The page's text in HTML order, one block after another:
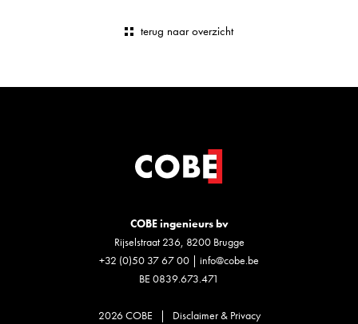
terug naar overzicht
COBE ingenieurs bv
Rijselstraat 236, 8200 Brugge
+32 (0)50 37 67 00
info@cobe.be
BE 0839.673.471
2026 COBE | Disclaimer & Privacy